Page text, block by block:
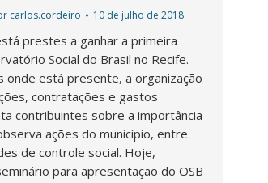
carlos.cordeiro 10 de julho de 2018
prestes a ganhar a primeira
Social do Brasil no Recife.
onde está presente, a organização
contratações e gastos
contribuintes sobre a importância
ações do município, entre
de controle social. Hoje,
para apresentação do OSB